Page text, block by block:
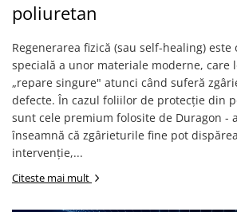
poliuretan
Regenerarea fizică (sau self-healing)
specială a unor materiale moderne, care
„repare singure" atunci când suferă
defecte. În cazul foliilor de protecție din
sunt cele premium folosite de Duragon -
înseamnă că zgârieturile fine pot
intervenție,...
Citeste mai mult